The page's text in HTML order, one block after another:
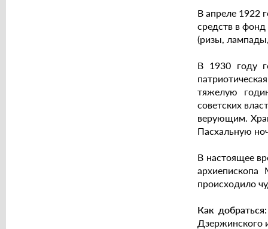
В апреле 1922
средств в
(ризы,
В 1930 году
тяжелую
советских
верующим.
Пасхальную
В настоящее
происходило
Как добраться:
Дзержинского